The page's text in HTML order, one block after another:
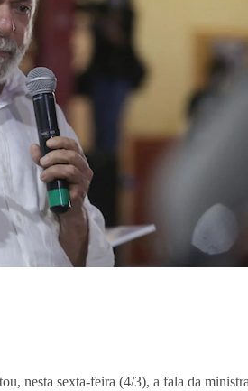
nesta sexta-feira (4/3), a fala da